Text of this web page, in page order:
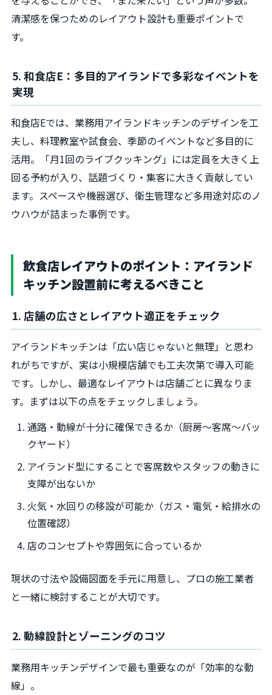
清潔感を保つためのレイアウト設計も重要ポイントで
す。
5. 和食店E：多目的アイランドで多彩なイベントを
実現
和食店Eでは、業務用アイランドキッチンのデザインを工
夫し、料理教室や試食会、季節のイベントなど多目的に
活用。「月1回のライブクッキング」には定員を大きく上
回る予約が入り、話題づくり・集客に大きく貢献してい
ます。スペースや機器選び、衛生管理など多用途対応のノ
ウハウが詰まった事例です。
飲食店レイアウトのポイント：アイランド
キッチン設置前に考えるべきこと
1. 店舗の広さとレイアウト適正をチェック
アイランドキッチンは「広い店じゃないと無理」と思わ
れがちですが、実は小規模店舗でも工夫次第で導入可能
です。しかし、最適なレイアウトは店舗ごとに異なりま
す。まずは以下の点をチェックしましょう。
通路・動線が十分に確保できるか（厨房～客席～バッ
クヤード）
アイランド型にすることで客席数やスタッフの動きに
支障が出ないか
火気・水回りの移設が可能か（ガス・電気・給排水の
位置確認）
店のコンセプトや雰囲気に合っているか
現状の寸法や設備図面を手元に用意し、プロの施工業者
と一緒に検討することが大切です。
2. 動線設計とゾーニングのコツ
業務用キッチンデザインで最も重要なのが「効率的な動
線」。